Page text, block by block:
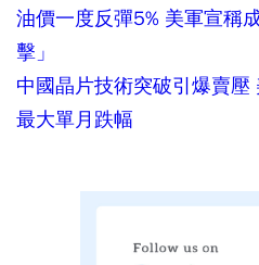
油價一度反彈5% 美軍宣稱
擊」
中國晶片技術突破引爆賣
最大單月跌幅